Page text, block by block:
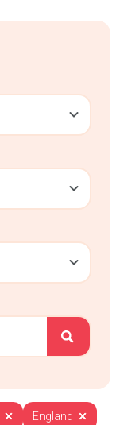
England